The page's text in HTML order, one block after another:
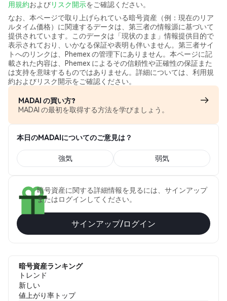
用規約およびリスク開示をご確認ください。
なお、本ページで取り上げられている暗号資産（例：現在のリア
ルタイム価格）に関連するデータは、第三者の情報源に基づいて
提供されています。このデータは「現状のまま」情報提供目的で
表示されており、いかなる保証や表明も伴いません。第三者サイ
トへのリンクは、Phemex の管理下にありません。本ページに記
載された内容は、Phemex によるその信頼性や正確性の保証また
は支持を意味するものではありません。詳細については、利用規
約およびリスク開示をご確認ください。
MADAI の買い方?
MADAI の最初を取得する方法を学びましょう。
本日のMADAIについてのご意見は？
強気 弱気
暗号資産に関する詳細情報を見るには、サインアップ
またはログインしてください。
サインアップ/ログイン
暗号資産ランキング
トレンド
新しい
値上がり率トップ